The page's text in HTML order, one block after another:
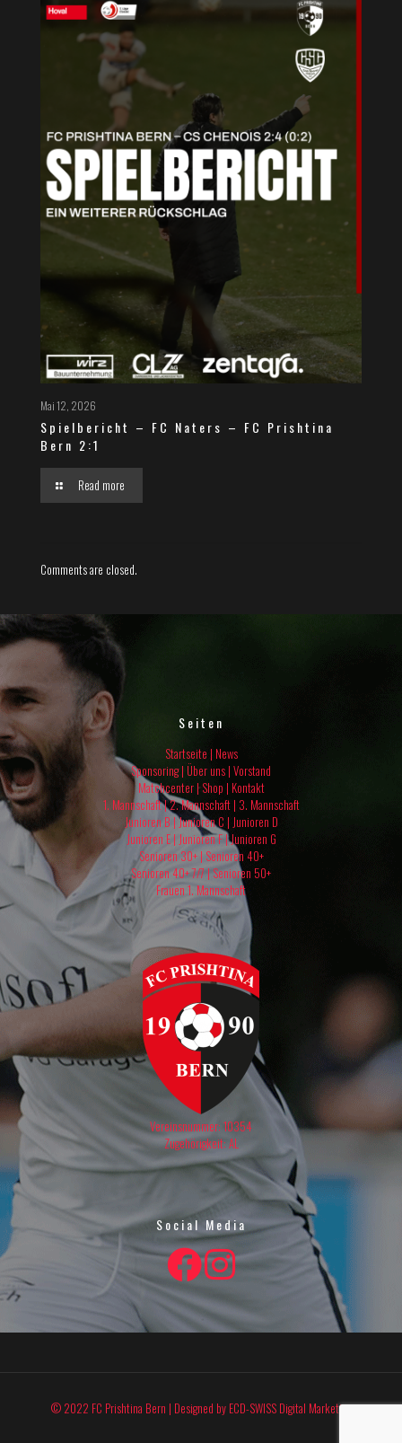
Mai 12, 2026
Spielbericht – FC Naters – FC Prishtina
Bern 2:1
Read more
Comments are closed.
Seiten
Startseite | News
Sponsoring| Über uns | Vorstand
Matchcenter|Shop | Kontakt
1. Mannschaft|2. Mannschaft| 3. Mannschaft
Junioren B |Junioren C | Junioren D
Junioren E | Junioren F |Junioren G
Senioren 30+ | Senioren 40+
Senioren 40+ 7/7 | Senioren 50+
Frauen 1. Mannschaft
Vereinsnummer: 10354
Zugehörigkeit: AL
Social Media
© 2022 FC Prishtina Bern | Designed by ECD-SWISS Digital Marketing